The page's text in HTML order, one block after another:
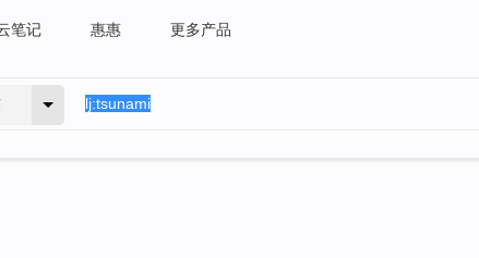
笔记 惠惠 更多产品